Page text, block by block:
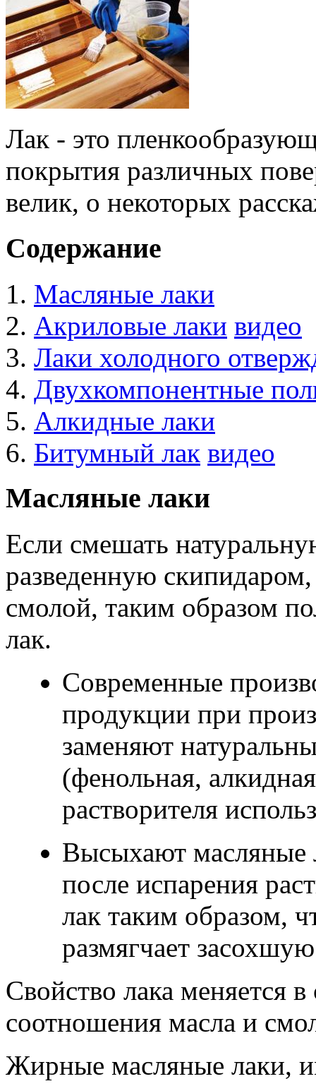
Лак - это
покрытия различных
велик, о некоторых
Содержание
Масляные лаки
Акриловые лаки видео
Лаки холодного
Двухкомпонентные
Алкидные лаки
Битумный лак видео
Масляные лаки
Если смешать
разведенную
смолой, таким образом
лак.
Современные
продукции при
заменяют
(фенольная,
растворителя
Высыхают масляные
после испарения
лак таким образом,
размягчает
Свойство лака меняется
соотношения масла и
Жирные масляные лаки,